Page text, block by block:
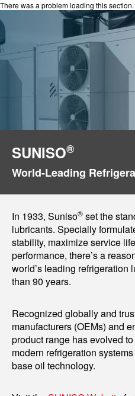
There was a problem loading this section.
SUNISO®
World-Leading
In 1933, Suniso® set the
lubricants. Specially
stability, maximize service
performance, there’s a
world’s leading refrigeration
than 90 years.
Recognized globally and
manufacturers (OEMs) and
product range has evolved
modern refrigeration
base oil technology.